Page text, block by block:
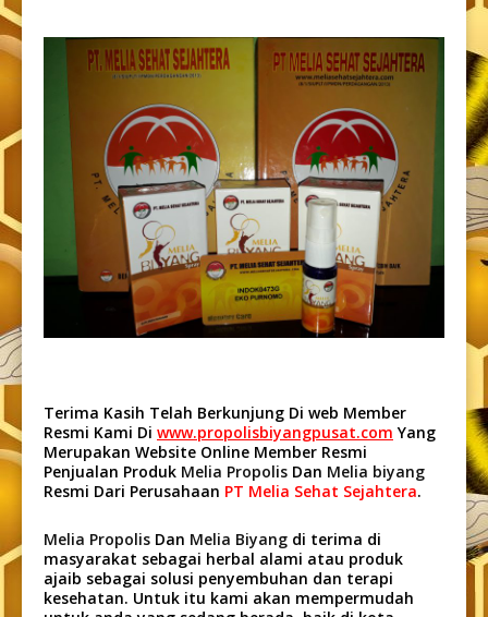
Terima Kasih Telah Berkunjung Di web Member
Resmi Kami Di www.propolisbiyangpusat.com Yang
Merupakan Website Online Member Resmi
Penjualan Produk Melia Propolis Dan Melia biyang
Resmi Dari Perusahaan PT Melia Sehat Sejahtera.
Melia Propolis Dan Melia Biyang di terima di
masyarakat sebagai herbal alami atau produk
ajaib sebagai solusi penyembuhan dan terapi
kesehatan. Untuk itu kami akan mempermudah